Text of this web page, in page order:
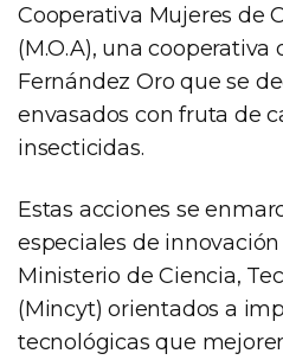
Cooperativa Mujeres de
(M.O.A), una cooperativa
Fernández Oro que se
envasados con fruta de
insecticidas.
Estas acciones se
especiales de innovación
Ministerio de Ciencia,
(Mincyt) orientados a
tecnológicas que